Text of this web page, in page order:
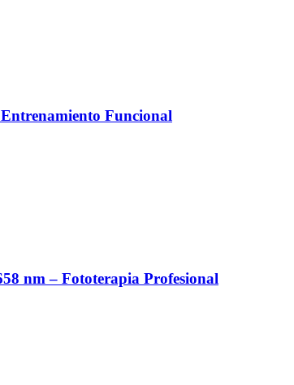
Funcional
nm – Fototerapia Profesional